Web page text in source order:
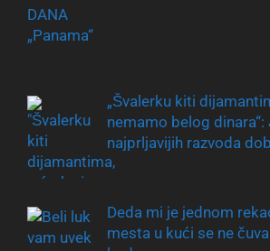
„Švalerku kiti
nemamo belog dinara“:
najprljavijih razvoda
Deda mi je jednom
mesta u kući se ne